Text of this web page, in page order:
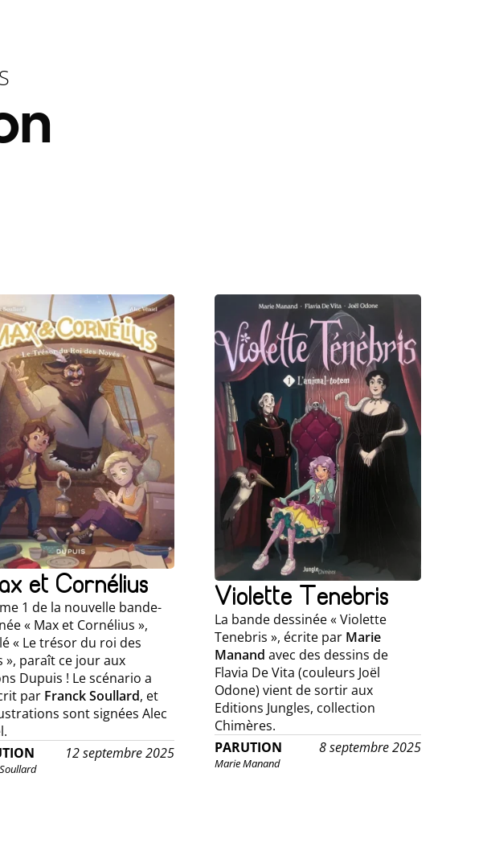
et Cornélius
1 de la nouvelle bande-
« Max et Cornélius »,
« Le trésor du roi des
», paraît ce jour aux
Dupuis ! Le scénario a
par Franck Soullard, et
sont signées Alec
12 septembre 2025
Violette Tenebris
La bande dessinée « Violette
Tenebris », écrite par Marie
Manand avec des dessins de
Flavia De Vita (couleurs Joël
Odone) vient de sortir aux
Editions Jungles, collection
Chimères.
PARUTION
8 septembre 2025
Marie Manand